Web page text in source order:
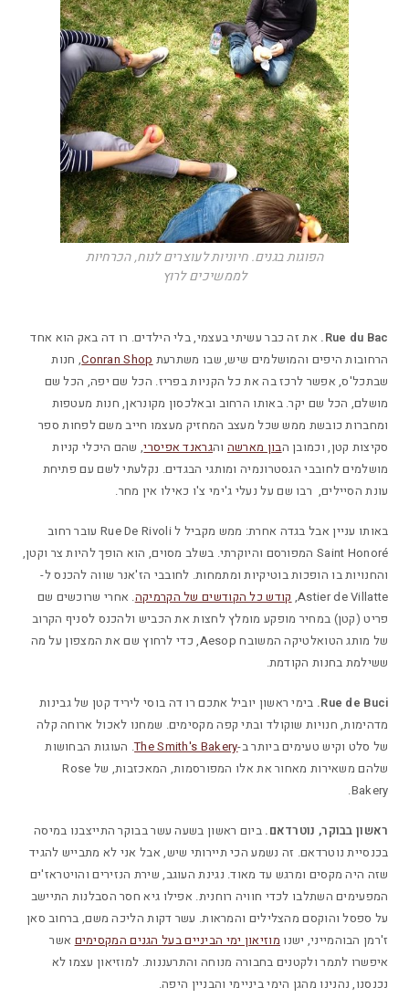
הפוגות בגנים. חיוניות לעוצרים לנוח, הכרחיות
לממשיכים לרוץ
Rue du Bac. את זה כבר עשיתי בעצמי, בלי הילדים. רו דה באק הוא אחד
הרחובות היפים והמושלמים שיש, שבו משתרעת Conran Shop, חנות
שבתכל'ס, אפשר לרכז בה את כל הקניות בפריז. הכל שם יפה, הכל שם
מושלם, הכל שם יקר. באותו הרחוב ובאלכסון מקונראן, חנות מעטפות
ומחברות כובשת ממש שכל מעצב המחזיק מעצמו חייב משם לפחות ספר
סקיצות קטן, וכמובן הבון מארשה והגראנד אפיסרי, שהם היכלי קניות
מושלמים לחובבי הגסטרונמיה ומותגי הבגדים. נקלעתי לשם עם פתיחת
עונת הסיילים, רבו שם על נעלי ג'ימי צ'ו כאילו אין מחר.
באותו עניין אבל בגדה אחרת: ממש מקביל ל Rue De Rivoli עובר רחוב
Saint Honoré המפורסם והיוקרתי. בשלב מסוים, הוא הופך להיות צר וקטן,
והחנויות בו הופכות בוטיקיות ומתמחות. לחובבי הז'אנר שווה להכנס ל-
Astier de Villatte, קודש כל הקודשים של הקרמיקה. אחרי שרוכשים שם
פריט (קטן) במחיר מופקע מומלץ לחצות את הכביש ולהכנס לסניף הקרוב
של מותג הטואלטיקה המשובח Aesop, כדי לרחוץ שם את המצפון על מה
ששילמת בחנות הקודמת.
Rue de Buci. בימי ראשון יוביל אתכם רו דה בוסי ליריד קטן של גבינות
מדהימות, חנויות שוקולד ובתי קפה מקסימים. שמחנו לאכול ארוחה קלה
של סלט וקיש טעימים ביותר ב-The Smith's Bakery. העוגות הבחושות
שלהם משאירות מאחור את אלו המפורסמות, המאכזבות, של Rose
Bakery.
ראשון בבוקר, נוטרדאם. ביום ראשון בשעה עשר בבוקר התייצבנו במיסה
בכנסיית נוטרדאם. זה נשמע הכי תיירותי שיש, אבל אני לא מתבייש להגיד
שזה היה מקסים ומרגש עד מאוד. נגינת העוגב, שירת הנזירים והויטראז'ים
המפעימים השתלבו לכדי חוויה רוחנית. אפילו גיא חסר הסבלנות התיישב
על ספסל והוקסם מהצלילים והמראות. עשר דקות הליכה משם, ברחוב סאן
ז'רמן הבוהמייני, ישנו מוזיאון ימי הביניים בעל הגנים המקסימים אשר
איפשרו לתמר ולקטנים בחבורה מנוחה והתרעננות. למוזיאון עצמו לא
נכנסנו, נהנינו מהגן הימי ביניימי והבניין היפה.